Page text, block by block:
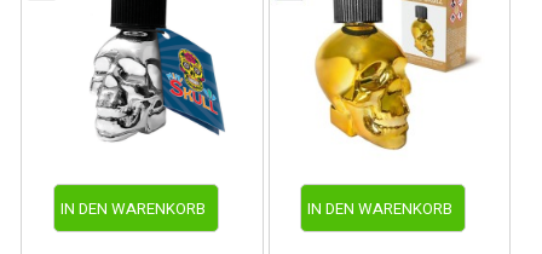
IN DEN WARENKORB IN DEN WARENKORB